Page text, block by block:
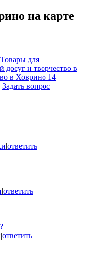
на карте
Товары для
досуг и творчество в
в Ховрино 14
Задать вопрос
|ответить
|ответить
|ответить